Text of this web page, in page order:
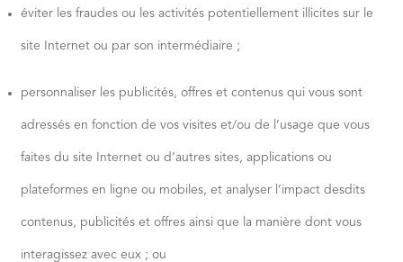
éviter les fraudes ou les activités potentiellement illicites sur le
site Internet ou par son intermédiaire ;
personnaliser les publicités, offres et contenus qui vous sont
adressés en fonction de vos visites et/ou de l’usage que vous
faites du site Internet ou d’autres sites, applications ou
plateformes en ligne ou mobiles, et analyser l’impact desdits
contenus, publicités et offres ainsi que la manière dont vous
interagissez avec eux ; ou